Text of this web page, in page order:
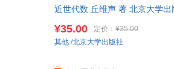
近世代数 丘维声 著 北京大学出
¥35.00 定价： ¥35.00
其他 /北京大学出版社